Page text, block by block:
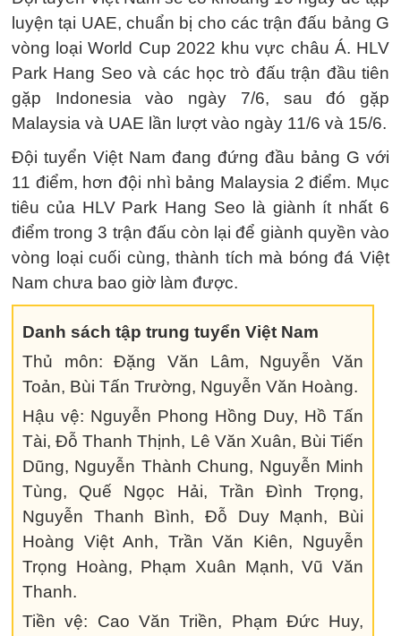
luyện tại UAE, chuẩn bị cho các trận đấu bảng G
vòng loại World Cup 2022 khu vực châu Á. HLV
Park Hang Seo và các học trò đấu trận đầu tiên
gặp Indonesia vào ngày 7/6, sau đó gặp
Malaysia và UAE lần lượt vào ngày 11/6 và 15/6.
Đội tuyển Việt Nam đang đứng đầu bảng G với
11 điểm, hơn đội nhì bảng Malaysia 2 điểm. Mục
tiêu của HLV Park Hang Seo là giành ít nhất 6
điểm trong 3 trận đấu còn lại để giành quyền vào
vòng loại cuối cùng, thành tích mà bóng đá Việt
Nam chưa bao giờ làm được.
Danh sách tập trung tuyển Việt Nam
Thủ môn: Đặng Văn Lâm, Nguyễn Văn
Toản, Bùi Tấn Trường, Nguyễn Văn Hoàng.
Hậu vệ: Nguyễn Phong Hồng Duy, Hồ Tấn
Tài, Đỗ Thanh Thịnh, Lê Văn Xuân, Bùi Tiến
Dũng, Nguyễn Thành Chung, Nguyễn Minh
Tùng, Quế Ngọc Hải, Trần Đình Trọng,
Nguyễn Thanh Bình, Đỗ Duy Mạnh, Bùi
Hoàng Việt Anh, Trần Văn Kiên, Nguyễn
Trọng Hoàng, Phạm Xuân Mạnh, Vũ Văn
Thanh.
Tiền vệ: Cao Văn Triền, Phạm Đức Huy,